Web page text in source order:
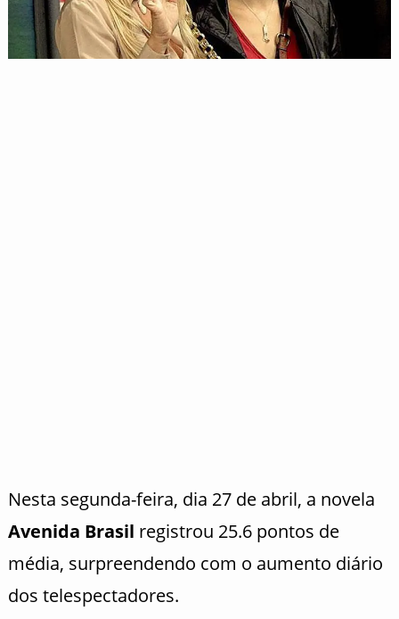
Nesta segunda-feira, dia 27 de abril, a novela
Avenida Brasil registrou 25.6 pontos de
média, surpreendendo com o aumento diário
dos telespectadores.